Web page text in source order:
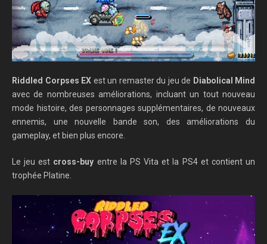
Riddled Corpses EX est un remaster du jeu de Diabolical Mind
avec de nombreuses améliorations, incluant un tout nouveau
mode histoire, des personnages supplémentaires, de nouveaux
ennemis, une nouvelle bande son, des améliorations du
gameplay, et bien plus encore.
Le jeu est cross-buy entre la PS Vita et la PS4 et contient un
trophée Platine.